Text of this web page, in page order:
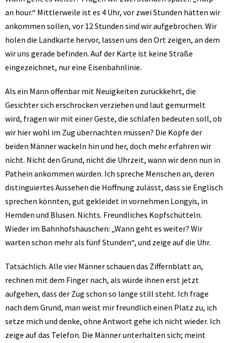
an hour.“ Mittlerweile ist es 4 Uhr, vor zwei Stunden hätten wir
ankommen sollen, vor 12 Stunden sind wir aufgebrochen. Wir
holen die Landkarte hervor, lassen uns den Ort zeigen, an dem
wir uns gerade befinden. Auf der Karte ist keine Straße
eingezeichnet, nur eine Eisenbahnlinie.
Als ein Mann offenbar mit Neuigkeiten zurückkehrt, die
Gesichter sich erschrocken verziehen und laut gemurmelt
wird, fragen wir mit einer Geste, die schlafen bedeuten soll, ob
wir hier wohl im Zug übernachten müssen? Die Köpfe der
beiden Männer wackeln hin und her, doch mehr erfahren wir
nicht. Nicht den Grund, nicht die Uhrzeit, wann wir denn nun in
Pathein ankommen würden. Ich spreche Menschen an, deren
distinguiertes Aussehen die Hoffnung zulässt, dass sie Englisch
sprechen könnten, gut gekleidet in vornehmen Longyis, in
Hemden und Blusen. Nichts. Freundliches Kopfschütteln.
Wieder im Bahnhofshäuschen: „Wann geht es weiter? Wir
warten schon mehr als fünf Stunden“, und zeige auf die Uhr.
Tatsächlich. Alle vier Männer schauen das Ziffernblatt an,
rechnen mit dem Finger nach, als würde ihnen erst jetzt
aufgehen, dass der Zug schon so lange still steht. Ich frage
nach dem Grund, man weist mir freundlich einen Platz zu, ich
setze mich und denke, ohne Antwort gehe ich nicht wieder. Ich
zeige auf das Telefon. Die Männer unterhalten sich; meint